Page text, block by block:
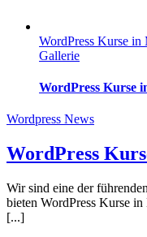
WordPress Kurse in
Gallerie
WordPress Kurse
Wordpress News
WordPress
Wir sind eine der
bieten WordPress Kurse
[...]